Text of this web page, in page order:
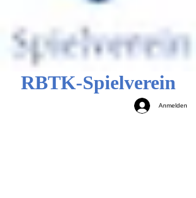
RBTK-Spielverein
Anmelden